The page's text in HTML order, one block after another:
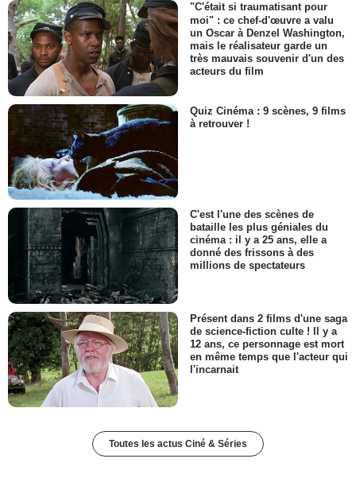
"C'était si traumatisant pour
moi" : ce chef-d'œuvre a valu
un Oscar à Denzel Washington,
mais le réalisateur garde un
très mauvais souvenir d'un des
acteurs du film
Quiz Cinéma : 9 scènes, 9 films
à retrouver !
C'est l'une des scènes de
bataille les plus géniales du
cinéma : il y a 25 ans, elle a
donné des frissons à des
millions de spectateurs
Présent dans 2 films d'une saga
de science-fiction culte ! Il y a
12 ans, ce personnage est mort
en même temps que l'acteur qui
l'incarnait
Toutes les actus Ciné & Séries